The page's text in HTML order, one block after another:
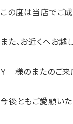
この度は当店でご
また、お近くへお
Ｙ 様のまたのご来
今後ともご愛顧いた